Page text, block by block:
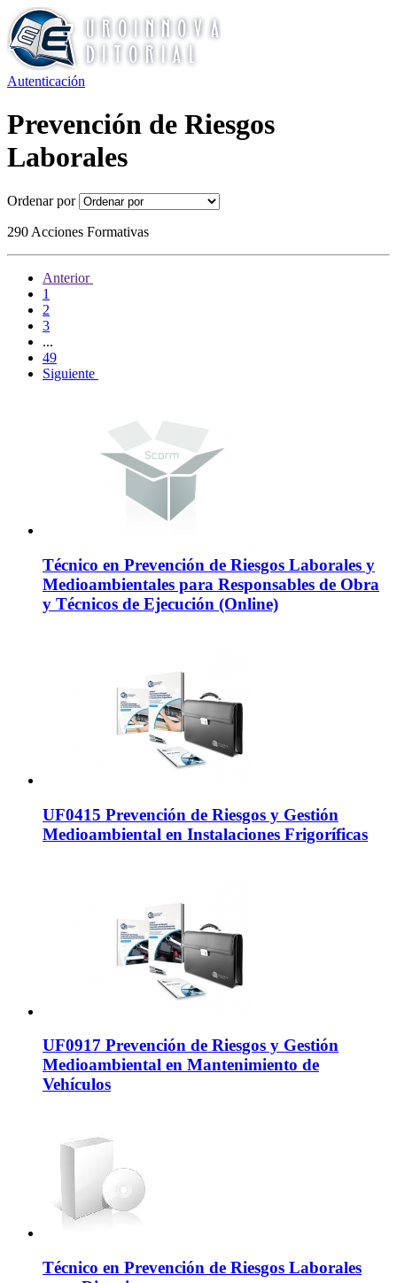
Autenticación
Prevención de Riesgos
Laborales
Ordenar por
290 Acciones Formativas
Anterior
1
2
3
...
49
Siguiente
Técnico en Prevención de Riesgos Laborales y
Medioambientales para Responsables de Obra
y Técnicos de Ejecución (Online)
UF0415 Prevención de Riesgos y Gestión
Medioambiental en Instalaciones Frigoríficas
UF0917 Prevención de Riesgos y Gestión
Medioambiental en Mantenimiento de
Vehículos
Técnico en Prevención de Riesgos Laborales